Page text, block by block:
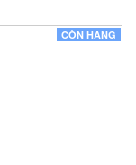
CÒN HÀNG